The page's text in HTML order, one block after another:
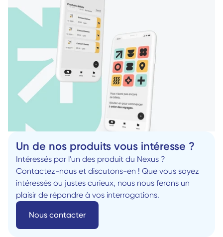
Un de nos produits vous intéresse ?
Intéressés par l'un des produit du Nexus ?
Contactez-nous et discutons-en ! Que vous soyez
intéressés ou justes curieux, nous nous ferons un
plaisir de répondre à vos interrogations.
Nous contacter